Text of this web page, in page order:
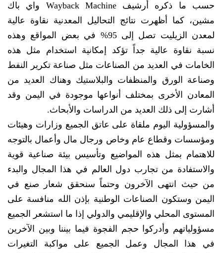
حسب ما ذكره أرشيف Wayback Machine واي باك
مشين، كما أظهرت نتائج التحاليل المعدنية نقاوة عالية
لمعدن الزيليت تصل إلى 95% في بعض المواقع وهذه
نسبة نقاوة عالية جداً تؤكد إمكانية استخدام مثل هذه
الخامات في العديد من الصناعات مثل صناعة تكرير النفط
وصناعة الورق والمنظفات والبلاستيك وهناك العديد من
المعادن الأخرى بمختلف أنواعها موجودة في اليمن وقد
أشارت إلى ذلك العديد من الدراسات والأبحاث.
والمسؤولية اليوم ملقاة على عاتق الجميع وزارات وهيئات
ومؤسسات وقطاع عام وخاص ورجال مال وأعمال بالتوجه
للاهتمام بمثل هذه المواضيع وتأسيس بيئة صناعية قوية
والاستفادة من تجارب دول العالم في هذا المجال والبدء
من حيث انتهى الآخرون وحتماً سنحقق شعار صنع في
اليمن وستكون الصناعات الوطنية بإذن الله منافسة على
المستوى المحلي والإقليمي والدولي إذا ما استشعر الجميع
مسؤولياتهم وأدركوا حجم الفجوة فيما بيننا وبين الآخرين
في هذا المجال وعمل الجميع على مواكبة التغيرات